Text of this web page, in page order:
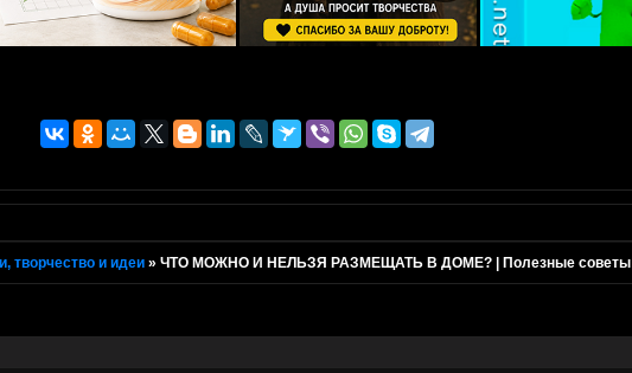
творчество и идеи »ЧТО МОЖНО И НЕЛЬЗЯ РАЗМЕЩАТЬ В ДОМЕ? | Полезные советы